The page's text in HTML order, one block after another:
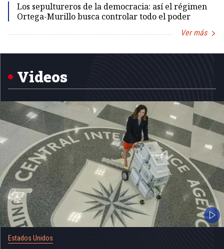
Los sepultureros de la democracia: así el régimen
Ortega-Murillo busca controlar todo el poder
Ver más
Videos
Estados Unidos